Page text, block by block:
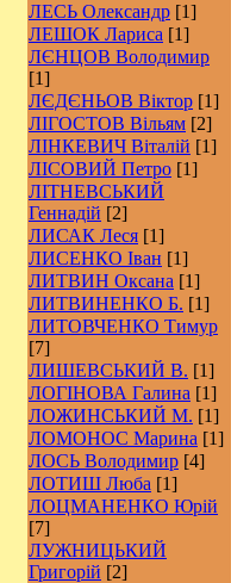
ЛЕСЬ Олександр [1]
ЛЕШОК Лариса [1]
ЛЄНЦОВ Володимир
[1]
ЛЄДЄНЬОВ Віктор [1]
ЛІГОСТОВ Вільям [2]
ЛІНКЕВИЧ Віталій [1]
ЛІСОВИЙ Петро [1]
ЛІТНЕВСЬКИЙ
Геннадій [2]
ЛИСАК Леся [1]
ЛИСЕНКО Іван [1]
ЛИТВИН Оксана [1]
ЛИТВИНЕНКО Б. [1]
ЛИТОВЧЕНКО Тимур
[7]
ЛИШЕВСЬКИЙ В. [1]
ЛОГІНОВА Галина [1]
ЛОЖИНСЬКИЙ М. [1]
ЛОМОНОС Марина [1]
ЛОСЬ Володимир [4]
ЛОТИШ Люба [1]
ЛОЦМАНЕНКО Юрій
[7]
ЛУЖНИЦЬКИЙ
Григорій [2]